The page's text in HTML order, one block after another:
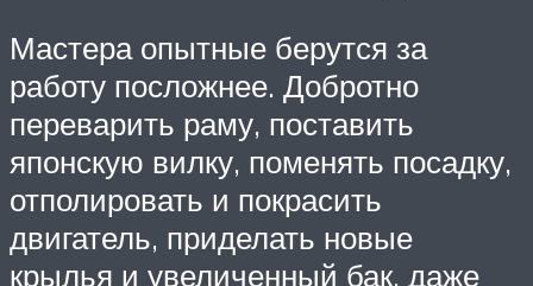
Мастера опытные берутся за
работу посложнее. Добротно
переварить раму, поставить
японскую вилку, поменять посадку,
отполировать и покрасить
двигатель, приделать новые
крылья и увеличенный бак, даже